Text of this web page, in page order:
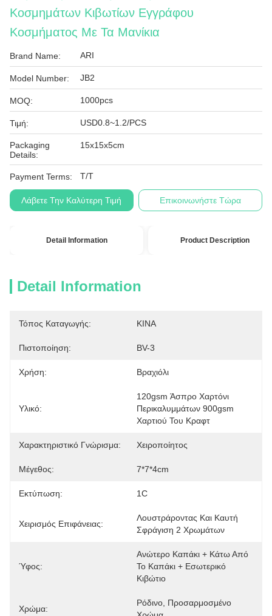
Κοσμημάτων Κιβωτίων Εγγράφου
Κοσμήματος Με Τα Μανίκια
Brand Name: ARI
Model Number: JB2
MOQ: 1000pcs
Τιμή: USD0.8~1.2/PCS
Packaging
Details:
15x15x5cm
Payment Terms: T/T
Λάβετε Την Καλύτερη Τιμή Επικοινωνήστε Τώρα
Detail Information Product Description
Detail Information
Τόπος Καταγωγής: ΚΙΝΑ
Πιστοποίηση: BV-3
Χρήση: Βραχιόλι
Υλικό:
120gsm Άσπρο Χαρτόνι
Περικαλυμμάτων 900gsm
Χαρτιού Του Κραφτ
Χαρακτηριστικό Γνώρισμα: Χειροποίητος
Μέγεθος: 7*7*4cm
Εκτύπωση: 1C
Χειρισμός Επιφάνειας:
Λουστράροντας Και Καυτή
Σφράγιση 2 Χρωμάτων
Ύφος:
Ανώτερο Καπάκι + Κάτω Από
Το Καπάκι + Εσωτερικό
Κιβώτιο
Χρώμα:
Ρόδινο, Προσαρμοσμένο